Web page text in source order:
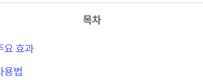
목차
요 효과
용법